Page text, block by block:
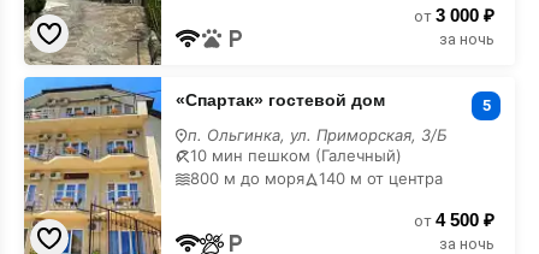
от 3 000 ₽
за ночь
«Спартак»
гостевой
дом
с
бассейном
«Спартак» гостевой дом 5
п. Ольгинка, ул. Приморская, 3/Б
10 мин пешком (Галечный)
800 м до моря
140 м от центра
от 4 500 ₽
за ночь